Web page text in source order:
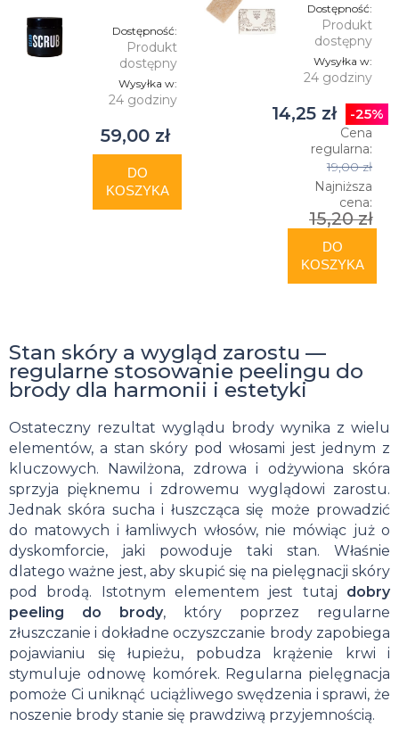
Dostępność:
Produkt
dostępny
Wysyłka w:
24 godziny
59,00 zł
DO
KOSZYKA
Dostępność:
Produkt
dostępny
Wysyłka w:
24 godziny
14,25 zł -25%
Cena
regularna:
19,00 zł
Najniższa
cena:
15,20 zł
DO
KOSZYKA
Stan skóry a wygląd zarostu —
regularne stosowanie peelingu do
brody dla harmonii i estetyki
Ostateczny rezultat wyglądu brody wynika z wielu
elementów, a stan skóry pod włosami jest jednym z
kluczowych. Nawilżona, zdrowa i odżywiona skóra
sprzyja pięknemu i zdrowemu wyglądowi zarostu.
Jednak skóra sucha i łuszcząca się może prowadzić
do matowych i łamliwych włosów, nie mówiąc już o
dyskomforcie, jaki powoduje taki stan. Właśnie
dlatego ważne jest, aby skupić się na pielęgnacji skóry
pod brodą. Istotnym elementem jest tutaj dobry
peeling do brody, który poprzez regularne
złuszczanie i dokładne oczyszczanie brody zapobiega
pojawianiu się łupieżu, pobudza krążenie krwi i
stymuluje odnowę komórek. Regularna pielęgnacja
pomoże Ci uniknąć uciążliwego swędzenia i sprawi, że
noszenie brody stanie się prawdziwą przyjemnością.